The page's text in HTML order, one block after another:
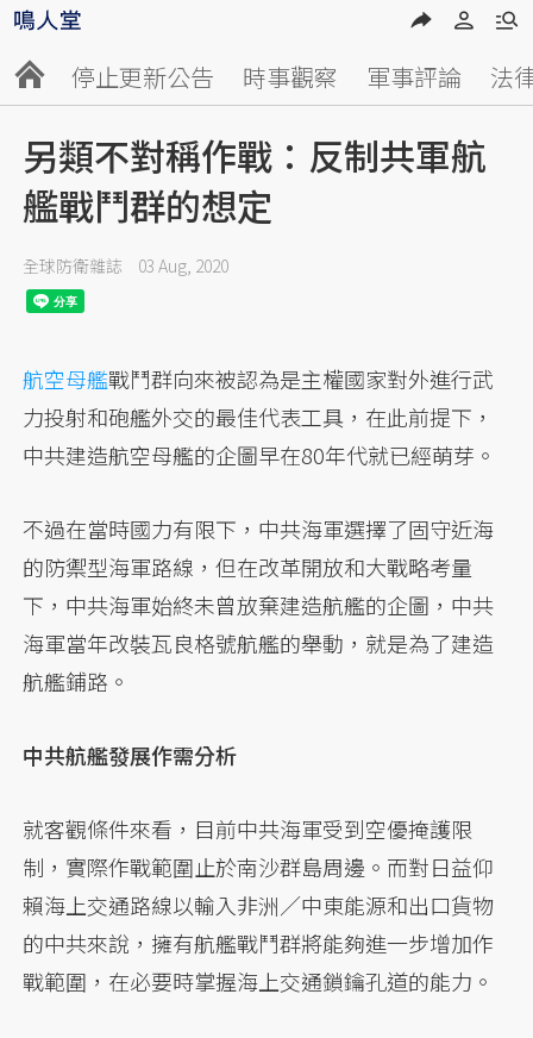
停止更新公告 時事觀察 軍事評論 法
另類不對稱作戰：反制共軍航
艦戰鬥群的想定
全球防衛雜誌 03 Aug, 2020
航空母艦戰鬥群向來被認為是主權國家對外進行武
力投射和砲艦外交的最佳代表工具，在此前提下，
中共建造航空母艦的企圖早在80年代就已經萌芽。
不過在當時國力有限下，中共海軍選擇了固守近海
的防禦型海軍路線，但在改革開放和大戰略考量
下，中共海軍始終未曾放棄建造航艦的企圖，中共
海軍當年改裝瓦良格號航艦的舉動，就是為了建造
航艦鋪路。
中共航艦發展作需分析
就客觀條件來看，目前中共海軍受到空優掩護限
制，實際作戰範圍止於南沙群島周邊。而對日益仰
賴海上交通路線以輸入非洲／中東能源和出口貨物
的中共來說，擁有航艦戰鬥群將能夠進一步增加作
戰範圍，在必要時掌握海上交通鎖鑰孔道的能力。